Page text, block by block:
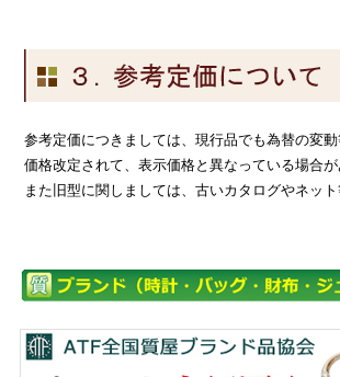
参考定価につきましては、現行品でも為替の変動
価格改定されて、表示価格と異なっている場合が
また旧型に関しましては、古いカタログやネッ